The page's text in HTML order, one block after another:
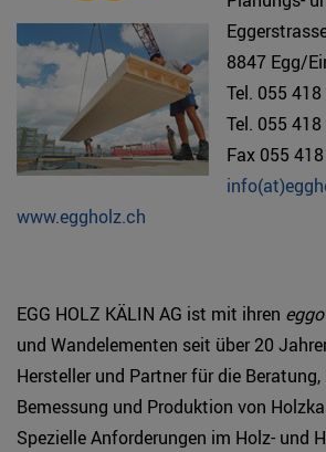
8847 Egg/
Tel. 055
Tel. 055
Fax 055
www.eggholz.ch
EGG HOLZ KÄLIN AG ist mit ihren eggo
und Wandelementen seit über 20
Hersteller und Partner für die Beratung,
Bemessung und Produktion von
Spezielle Anforderungen im Holz- und